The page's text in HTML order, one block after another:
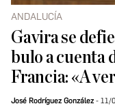
ANDALUCÍA
Gavira se
bulo a cuenta
Francia: «A
José Rodríguez González 11/